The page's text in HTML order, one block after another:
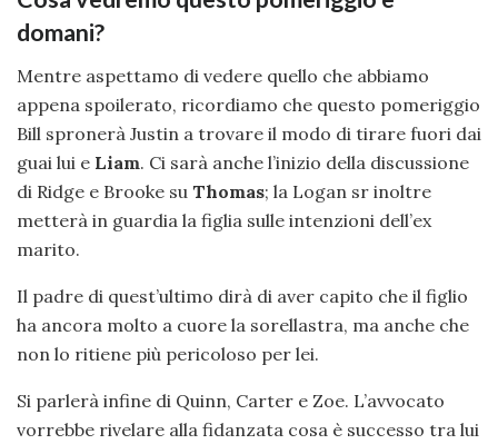
domani?
Mentre aspettamo di vedere quello che abbiamo
appena spoilerato, ricordiamo che questo pomeriggio
Bill spronerà Justin a trovare il modo di tirare fuori dai
guai lui e Liam. Ci sarà anche l’inizio della discussione
di Ridge e Brooke su Thomas; la Logan sr inoltre
metterà in guardia la figlia sulle intenzioni dell’ex
marito.
Il padre di quest’ultimo dirà di aver capito che il figlio
ha ancora molto a cuore la sorellastra, ma anche che
non lo ritiene più pericoloso per lei.
Si parlerà infine di Quinn, Carter e Zoe. L’avvocato
vorrebbe rivelare alla fidanzata cosa è successo tra lui